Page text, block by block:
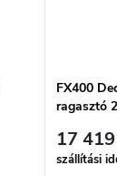
FX400
ragasztó
17
szállítási